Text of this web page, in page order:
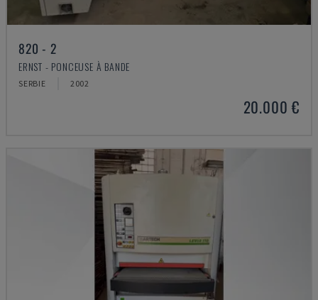
820 - 2
ERNST - PONCEUSE À BANDE
SERBIE 2002
20.000 €